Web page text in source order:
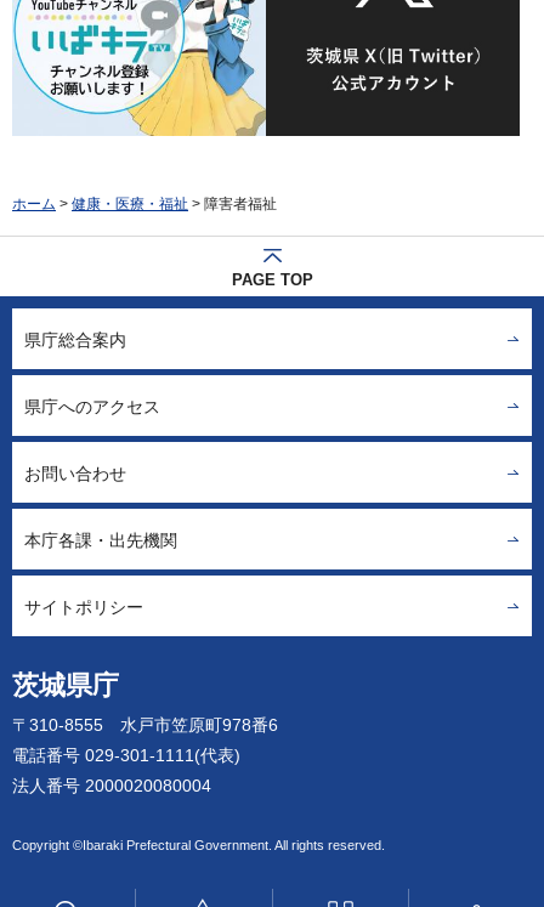
ホーム > 健康・医療・福祉 > 障害者福祉
PAGE TOP
茨城県庁
〒310-8555 水戸市笠原町978番6
電話番号 029-301-1111(代表)
法人番号 2000020080004
Copyright ©Ibaraki Prefectural Government. All rights reserved.
県庁総合案内
県庁へのアクセス
お問い合わせ
本庁各課・出先機関
サイトポリシー